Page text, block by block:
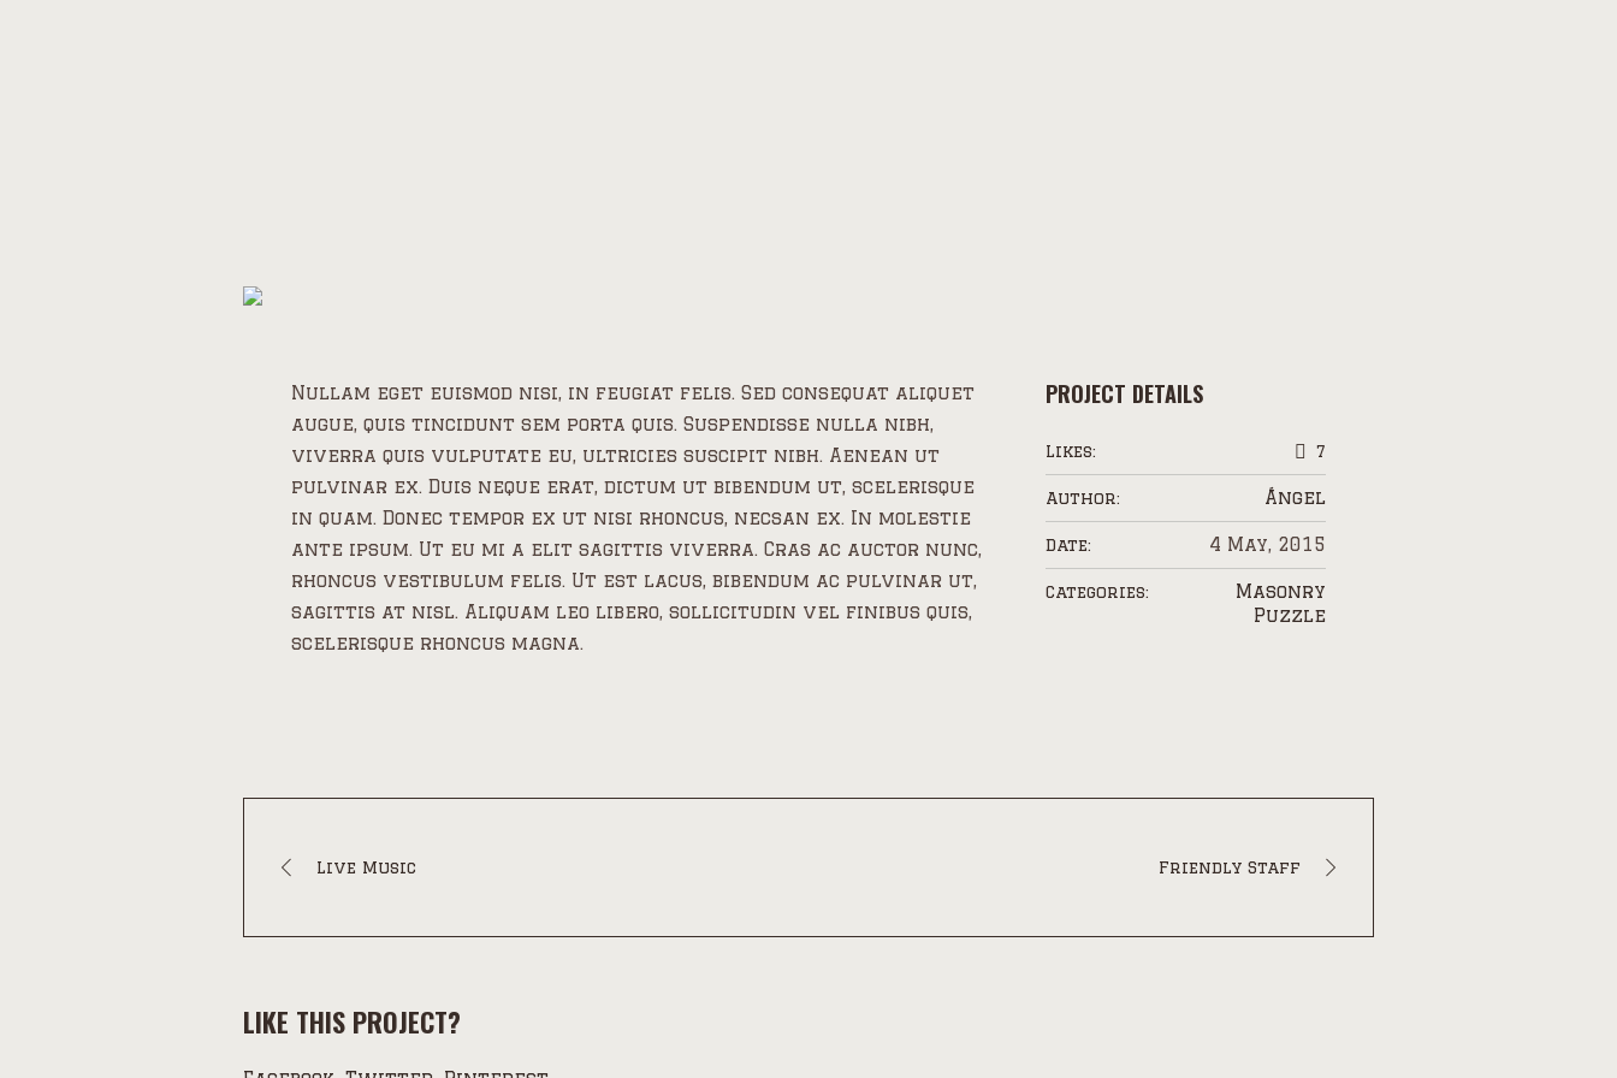
Nullam eget euismod nisi, in feugiat felis. Sed consequat aliquet
augue, quis tincidunt sem porta quis. Suspendisse nulla nibh,
viverra quis vulputate eu, ultricies suscipit nibh. Aenean ut
pulvinar ex. Duis neque erat, dictum ut bibendum ut, scelerisque
in quam. Donec tempor ex ut nisi rhoncus, necsan ex. In molestie
ante ipsum. Ut eu mi a elit sagittis viverra. Cras ac auctor nunc,
rhoncus vestibulum felis. Ut est lacus, bibendum ac pulvinar ut,
sagittis at nisl. Aliquam leo libero, sollicitudin vel finibus quis,
scelerisque rhoncus magna.
PROJECT DETAILS
Likes: 7
Author: Ángel
Date: 4 May, 2015
Categories:
Masonry
Puzzle
Live Music Friendly Staff
LIKE THIS PROJECT?